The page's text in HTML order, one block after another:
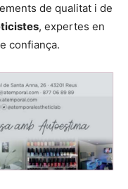
de qualitat i de
, expertes en
confiança.